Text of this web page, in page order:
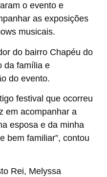
o evento e
as exposições
musicais.
do bairro Chapéu do
da família e
do evento.
festival que ocorreu
em acompanhar a
esposa e da minha
bem familiar”, contou
Rei, Melyssa